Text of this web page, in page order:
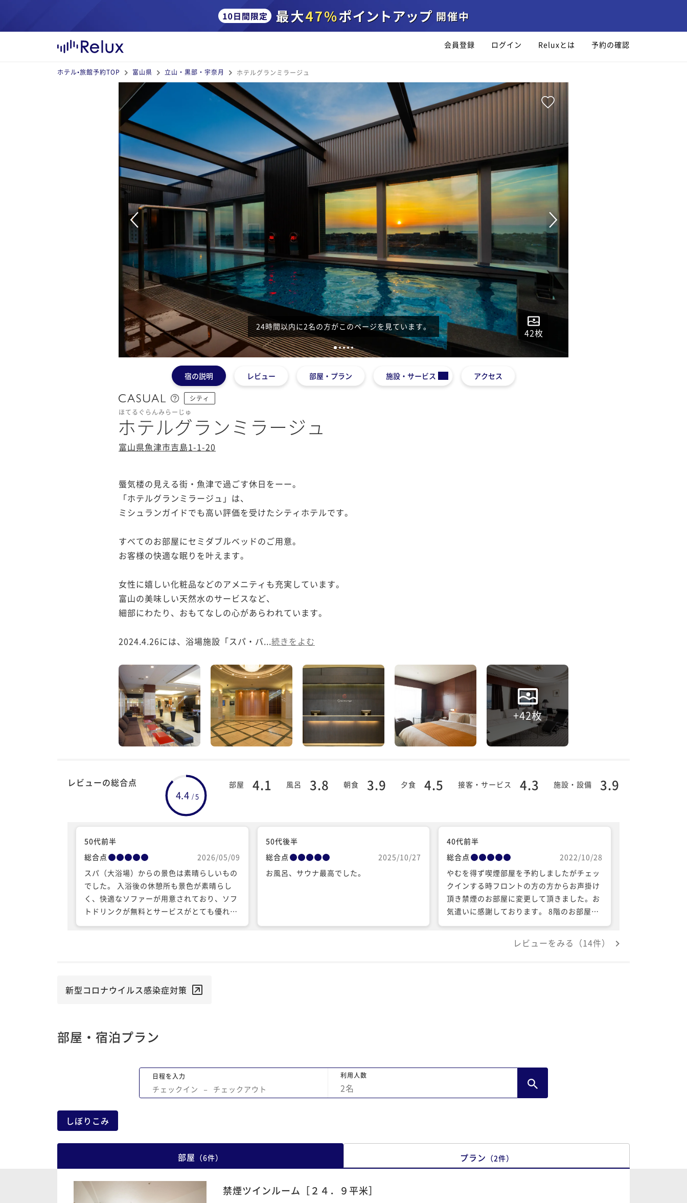
会員登録 ログイン Reluxとは 予約の確認
ホテル•旅館予約TOP 富山県 立山・黒部・宇奈月 ホテルグランミラージュ
24時間以内に2名の方がこのページを見ています。
42枚
1 2345
宿の説明 レビュー 部屋・プラン 施設・サービス アクセス
シティ
ほてるぐらんみらーじゅ
ホテルグランミラージュ
富山県魚津市吉島1-1-20
蜃気楼の見える街・魚津で過ごす休日をーー。
「ホテルグランミラージュ」は、
ミシュランガイドでも高い評価を受けたシティホテルです。
すべてのお部屋にセミダブルベッドのご用意。
お客様の快適な眠りを叶えます。
女性に嬉しい化粧品などのアメニティも充実しています。
富山の美味しい天然水のサービスなど、
細部にわたり、おもてなしの心があらわれています。
2024.4.26には、浴場施設「スパ・バ...続きをよむ
+42枚
レビューの総合点
4.4 /5
部屋 4.1 風呂 3.8 朝食 3.9 夕食 4.5 接客・サービス 4.3 施設・設備 3.9
50代前半
総合点
2026/05/09
スパ（大浴場）からの景色は素晴らしいもの
でした。 入浴後の休憩所も景色が素晴らし
く、快適なソファーが用意されており、ソフ
トドリンクが無料とサービスがとても優れて
いました。 朝食ビュッフェは、豪華というほ
50代後半
総合点
2025/10/27
お風呂、サウナ最高でした。
40代前半
総合点
2022/10/28
やむを得ず喫煙部屋を予約しましたがチェッ
クインする時フロントの方の方からお声掛け
頂き禁煙のお部屋に変更して頂きました。お
気遣いに感謝しております。 8階のお部屋を
用意して頂き富山湾を望む最高の景色に起床
と共に癒されました\( &#039;ω&#039;)/ あ
と、全室のベットサイドにコンセントを用意
レビューをみる（14件）
新型コロナウイルス感染症対策
部屋・宿泊プラン
日程を入力
チェックイン − チェックアウト
利用人数
2名
しぼりこみ
部屋 （6件） プラン （2件）
禁煙ツインルーム［２４．９平米］